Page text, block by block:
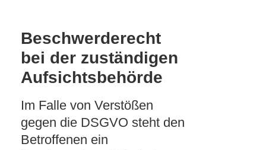
Beschwerderecht
bei der zuständigen
Aufsichtsbehörde
Im Falle von Verstößen
gegen die DSGVO steht den
Betroffenen ein